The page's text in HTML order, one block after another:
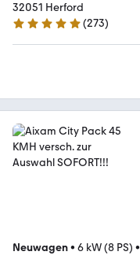
32051 Herford
4.9 Sterne
(273)
Neuwagen• 6 kW (8 PS) •